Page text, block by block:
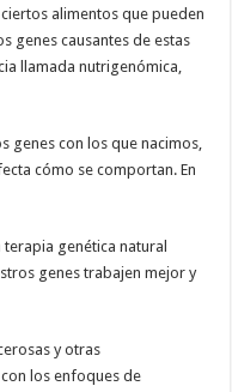
alimentos que pueden
genes causantes de estas
llamada nutrigenómica,
genes con los que nacimos,
cómo se comportan. En
genética natural
genes trabajen mejor y
y otras
los enfoques de